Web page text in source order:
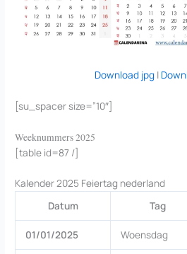
Download jpg|
[su_spacer size=”10″]
Weeknummers 2025
[table id=87 /]
Kalender 2025 Feiertag nederland
Datum
Tag
01/01/2025 Woensdag